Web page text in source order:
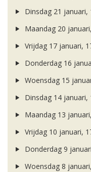
Dinsdag 21 januari,
Maandag 20
Vrijdag 17 januari,
Donderdag 16
Woensdag 15
Dinsdag 14 januari,
Maandag 13
Vrijdag 10 januari,
Donderdag 9
Woensdag 8